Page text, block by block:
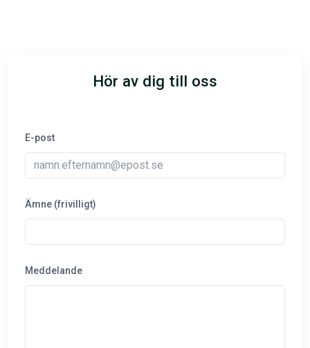
Hör av dig till oss
E-post
Ämne (frivilligt)
Meddelande